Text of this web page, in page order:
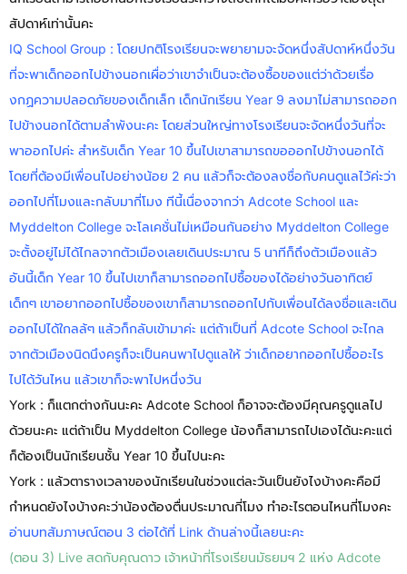
สัปดาห์เท่านั้นคะ
IQ School Group : โดยปกติโรงเรียนจะพยายามจะจัดหนึ่งสัปดาห์หนึ่งวัน
ที่จะพาเด็กออกไปข้างนอกเผื่อว่าเขาจำเป็นจะต้องซื้อของแต่ว่าด้วยเรื่อ
งกฏความปลอดภัยของเด็กเล็ก เด็กนักเรียน Year 9 ลงมาไม่สามารถออก
ไปข้างนอกได้ตามลำพังนะคะ โดยส่วนใหญ่ทางโรงเรียนจะจัดหนึ่งวันที่จะ
พาออกไปค่ะ สำหรับเด็ก Year 10 ขึ้นไปเขาสามารถขอออกไปข้างนอกได้
โดยที่ต้องมีเพื่อนไปอย่างน้อย 2 คน แล้วก็จะต้องลงชื่อกับคนดูแลไว้ค่ะว่า
ออกไปกี่โมงและกลับมากี่โมง ทีนี้เนื่องจากว่า Adcote School และ
Myddelton College จะโลเคชั่นไม่เหมือนกันอย่าง Myddelton College
จะตั้งอยู่ไม่ได้ไกลจากตัวเมืองเลยเดินประมาณ 5 นาทีก็ถึงตัวเมืองแล้ว
อันนี้เด็ก Year 10 ขึ้นไปเขาก็สามารถออกไปซื้อของได้อย่างวันอาทิตย์
เด็กๆ เขาอยากออกไปซื้อของเขาก็สามารถออกไปกับเพื่อนได้ลงชื่อและเดิน
ออกไปได้ใกลล้ๆ แล้วก็กลับเข้ามาค่ะ แต่ถ้าเป็นที่ Adcote School จะไกล
จากตัวเมืองนิดนึงครูก็จะเป็นคนพาไปดูแลให้ ว่าเด็กอยากออกไปซื้ออะไร
ไปได้วันไหน แล้วเขาก็จะพาไปหนึ่งวัน
York : ก็แตกต่างกันนะคะ Adcote School ก็อาจจะต้องมีคุณครูดูแลไป
ด้วยนะคะ แต่ถ้าเป็น Myddelton College น้องก็สามารถไปเองได้นะคะแต่
ก็ต้องเป็นนักเรียนชั้น Year 10 ขึ้นไปนะคะ
York : แล้วตารางเวลาของนักเรียนในช่วงแต่ละวันเป็นยังไงบ้างคะคือมี
กำหนดยังไงบ้างคะว่าน้องต้องตื่นประมาณกี่โมง ทำอะไรตอนไหนกี่โมงคะ
อ่านบทสัมภาษณ์ตอน 3 ต่อได้ที่ Link ด้านล่างนี้เลยนะคะ
(ตอน 3) Live สดกับคุณดาว เจ้าหน้าที่โรงเรียนมัธยมฯ 2 แห่ง Adcote